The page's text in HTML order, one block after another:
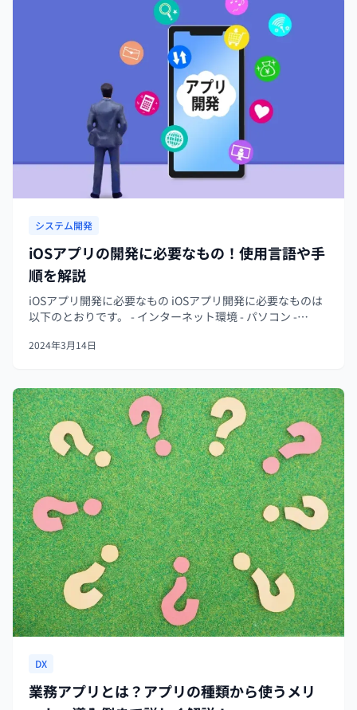
システム開発
iOSアプリの開発に必要なもの！使用言語や手
順を解説
iOSアプリ開発に必要なもの iOSアプリ開発に必要なものは
以下のとおりです。 - インターネット環境 - パソコン -
は、プログラミングのためのハード...
2024年3月14日
DX
業務アプリとは？アプリの種類から使うメリ